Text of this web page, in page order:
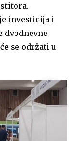
investicija i
dvodnevne
se održati u